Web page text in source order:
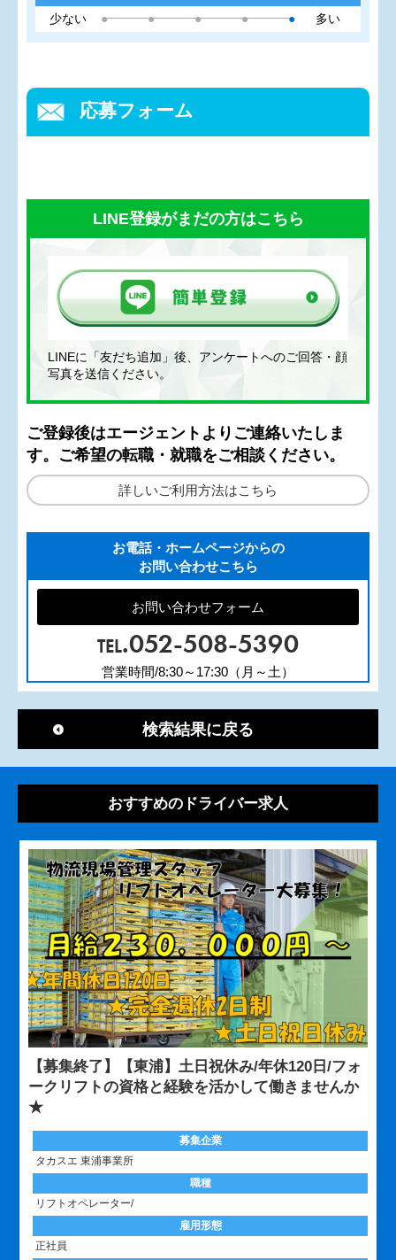
少ない ● ● ● ● ● 多い
応募フォーム
LINE登録がまだの方はこちら
LINEに「友だち追加」後、アンケートへのご回答・顔
写真を送信ください。
ご登録後はエージェントよりご連絡いたしま
す。ご希望の転職・就職をご相談ください。
詳しいご利用方法はこちら
お電話・ホームページからの
お問い合わせこちら
お問い合わせフォーム
TEL.052-508-5390
営業時間/8:30～17:30（月～土）
検索結果に戻る
おすすめのドライバー求人
【募集終了】【東浦】土日祝休み/年休120日/フォ
ークリフトの資格と経験を活かして働きませんか
★
募集企業
タカスエ 東浦事業所
職種
リフトオペレーター/
雇用形態
正社員